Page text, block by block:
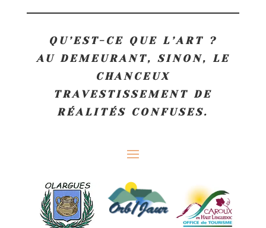
QU’EST-CE QUE L’ART ?
AU DEMEURANT, SINON, LE
CHANCEUX
TRAVESTISSEMENT DE
RÉALITÉS CONFUSES.